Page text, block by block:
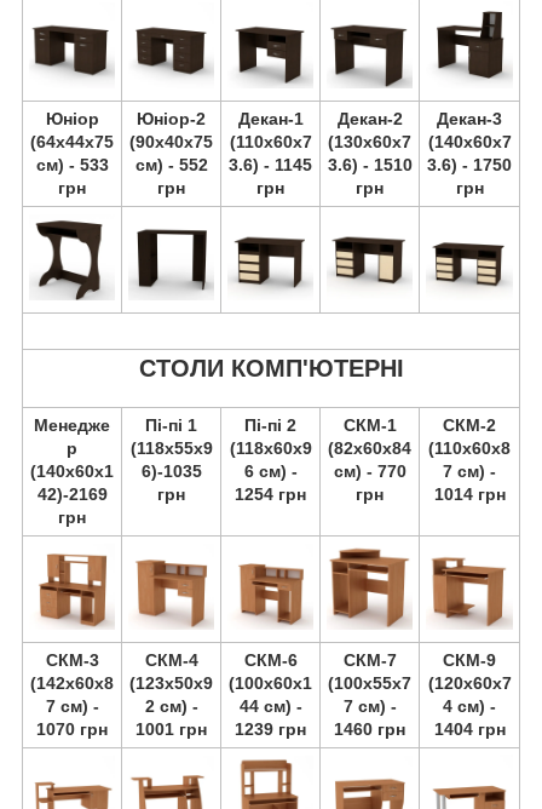
Юніор
(64х44х75
см) - 533
грн
Юніор-2
(90х40х75
см) - 552
грн
Декан-1
(110х60х7
3.6) - 1145
грн
Декан-2
(130х60х7
3.6) - 1510
грн
Декан-3
(140х60х7
3.6) - 1750
грн
СТОЛИ КОМП'ЮТЕРНІ
Менедже
р
(140х60х1
42)-2169
грн
Пі-пі 1
(118х55х9
6)-1035
грн
Пі-пі 2
(118х60х9
6 см) -
1254 грн
СКМ-1
(82х60х84
см) - 770
грн
СКМ-2
(110х60х8
7 см) -
1014 грн
СКМ-3
(142х60х8
7 см) -
1070 грн
СКМ-4
(123х50х9
2 см) -
1001 грн
СКМ-6
(100х60х1
44 см) -
1239 грн
СКМ-7
(100х55х7
7 см) -
1460 грн
СКМ-9
(120х60х7
4 см) -
1404 грн